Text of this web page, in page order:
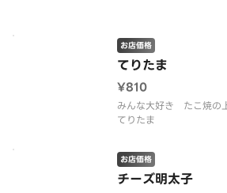
てりたま
お店価格
¥810
みんな大好き たこ焼の
てりたま
チーズ明太子
お店価格